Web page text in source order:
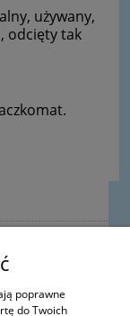
używany,
odcięty tak
poprawne
do Twoich